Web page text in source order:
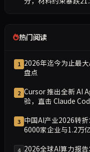
热门阅读
1 2026年迄今为止最
盘点
2 Cursor 推出全新 AI
验，直击 Claude
3 中国AI产业2026转折
6000家企业与1.2万
4 2026全球AI算力报告